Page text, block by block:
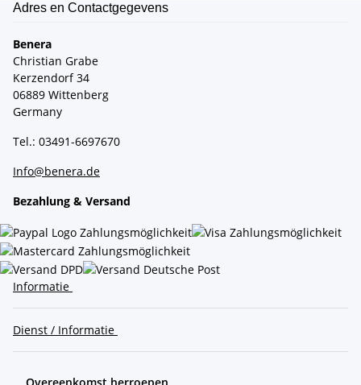
Adres en Contactgegevens
Benera
Christian Grabe
Kerzendorf 34
06889 Wittenberg
Germany
Tel.: 03491-6697670
Info@benera.de
Bezahlung & Versand
Informatie
Dienst / Informatie
Overeenkomst herroepen